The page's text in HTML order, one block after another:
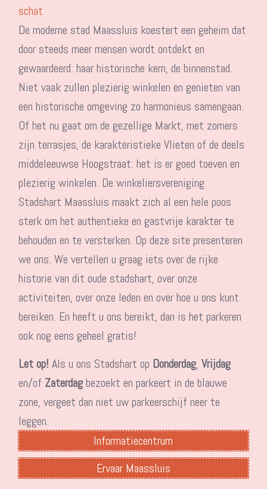
schat
De moderne stad Maassluis koestert een geheim dat
door steeds meer mensen wordt ontdekt en
gewaardeerd: haar historische kern, de binnenstad.
Niet vaak zullen plezierig winkelen en genieten van
een historische omgeving zo harmonieus samengaan.
Of het nu gaat om de gezellige Markt, met zomers
zijn terrasjes, de karakteristieke Vlieten of de deels
middeleeuwse Hoogstraat: het is er goed toeven en
plezierig winkelen. De winkeliersvereniging
Stadshart Maassluis maakt zich al een hele poos
sterk om het authentieke en gastvrije karakter te
behouden en te versterken. Op deze site presenteren
we ons. We vertellen u graag iets over de rijke
historie van dit oude stadshart, over onze
activiteiten, over onze leden en over hoe u ons kunt
bereiken. En heeft u ons bereikt, dan is het parkeren
ook nog eens geheel gratis!
Let op! Als u ons Stadshart op Donderdag,Vrijdag
en/of Zaterdagbezoekt en parkeert in de blauwe
zone, vergeet dan niet uw parkeerschijf neer te
leggen.
Informatiecentrum
Ervaar Maassluis